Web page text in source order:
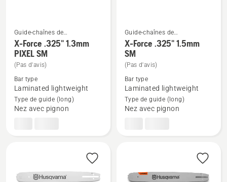
Voir
plus
de
détails
Guide-chaînes de
tronçonneuses
X-Force .325" 1.3mm
PIXEL SM
(Pas d'avis)
Bar type
Laminated lightweight
Type de guide (long)
Nez avec pignon
Voir
plus
de
détails
Guide-chaînes de
tronçonneuses
X-Force .325" 1.5mm
SM
(Pas d'avis)
Bar type
Laminated lightweight
Type de guide (long)
Nez avec pignon